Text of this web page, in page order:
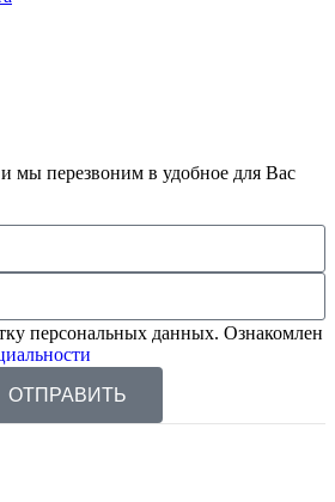
мы перезвоним в удобное для Вас
персональных данных. Ознакомлен
ОТПРАВИТЬ